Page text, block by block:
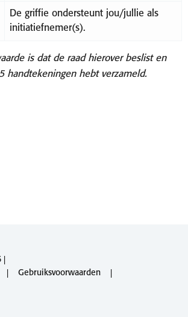
De griffie ondersteunt jou/jullie als
initiatiefnemer(s).
is dat de raad hierover beslist en
handtekeningen hebt verzameld.
Gebruiksvoorwaarden